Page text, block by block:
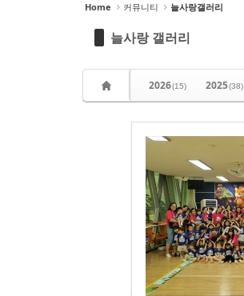
Home 커뮤니티 늘사랑갤러리
늘사랑 갤러리
2026(15) 2025(38)